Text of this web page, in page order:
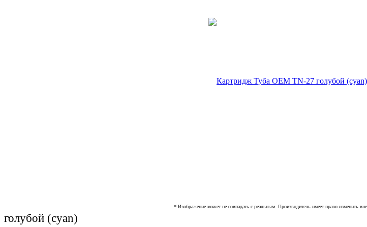
* Изображение может не совпадать с реальным. Производитель имеет право изменить
голубой (cyan)